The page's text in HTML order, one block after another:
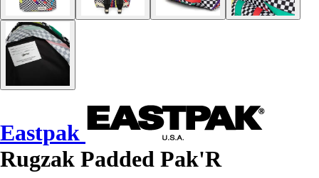
Eastpak
Rugzak Padded Pak'R